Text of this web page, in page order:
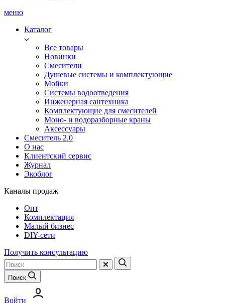
меню
Каталог
Все товары
Новинки
Смесители
Душевые системы и комплектующие
Мойки
Системы водоотведения
Инженерная сантехника
Комплектующие для смесителей
Моно- и водоразборные краны
Аксессуары
Смеситель 2.0
О нас
Клиентский сервис
Журнал
Экоблог
Каналы продаж
Опт
Комплектация
Малый бизнес
DIY-сети
Получить консультацию
Поиск
Войти